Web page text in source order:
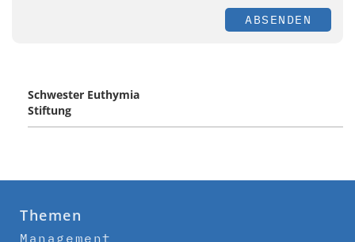
ABSENDEN
Schwester Euthymia
Stiftung
Themen
Management